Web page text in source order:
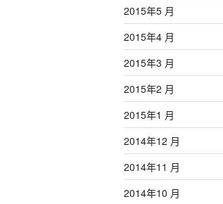
2015年5 月
2015年4 月
2015年3 月
2015年2 月
2015年1 月
2014年12 月
2014年11 月
2014年10 月